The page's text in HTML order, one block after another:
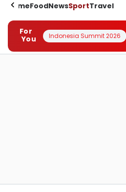
HomeFoodNewsSportTravel
For
You
Indonesia Summit 2026